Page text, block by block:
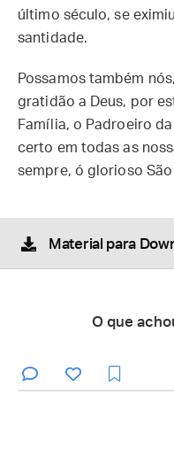
último século, se
santidade.
Possamos também
gratidão a Deus, por
Família, o Padroeiro
certo em todas as
sempre, ó glorioso
Material para
O que